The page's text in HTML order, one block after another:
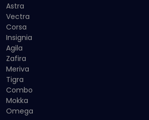
Astra
Vectra
Corsa
Insignia
Agila
Zafira
Meriva
Tigra
Combo
Mokka
Omega